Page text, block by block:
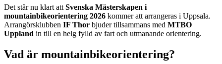
Det står nu klart att Svenska Mästerskapen i
mountainbikeorientering 2026 kommer att arrangeras i Uppsala.
Arrangörsklubben IF Thor bjuder tillsammans med MTBO
Uppland in till en helg fylld av fart och utmanande orientering.
Vad är mountainbikeorientering?